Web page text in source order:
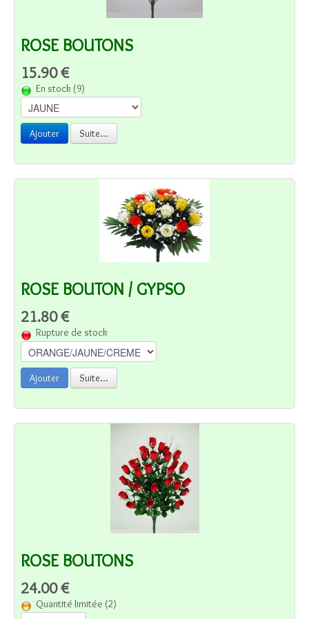
ROSE BOUTONS
15.90 €
En stock (9)
Ajouter Suite...
ROSE BOUTON / GYPSO
21.80 €
Rupture de stock
Ajouter Suite...
ROSE BOUTONS
24.00 €
Quantité limitée (2)